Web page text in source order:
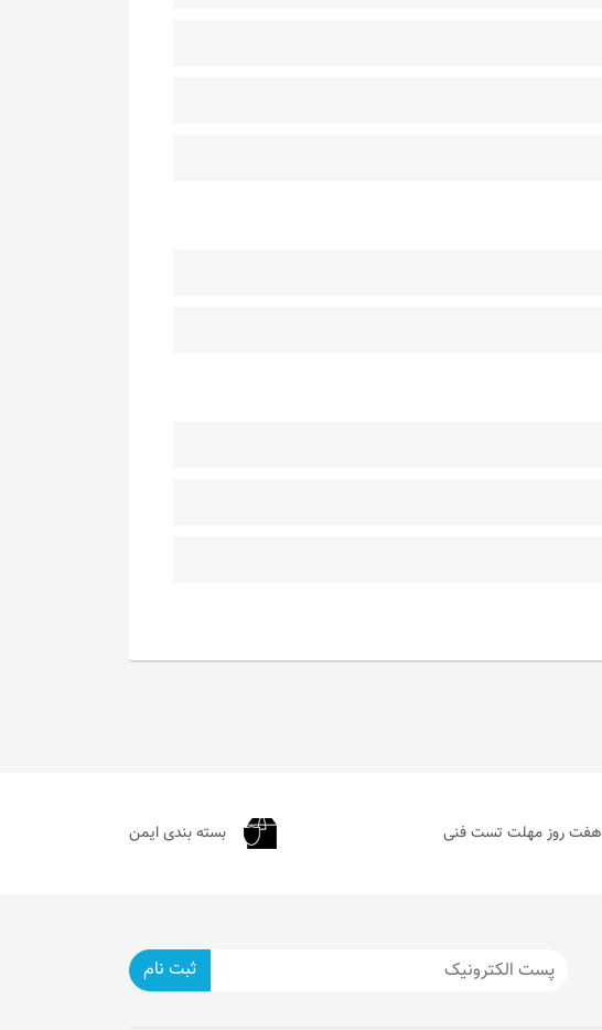
هفت روز مهلت تست فنی بسته بندی ایمن
ثبت نام